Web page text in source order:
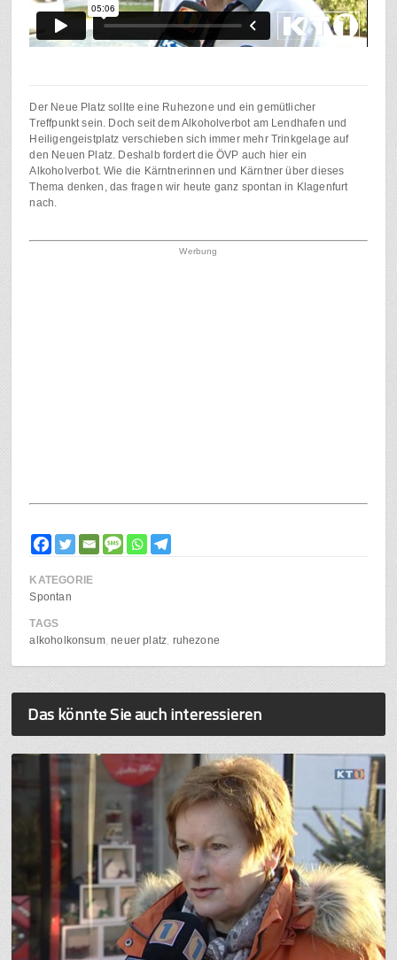
Der Neue Platz sollte eine Ruhezone und ein gemütlicher
Treffpunkt sein. Doch seit dem Alkoholverbot am Lendhafen und
Heiligengeistplatz verschieben sich immer mehr Trinkgelage auf
den Neuen Platz. Deshalb fordert die ÖVP auch hier ein
Alkoholverbot. Wie die Kärntnerinnen und Kärntner über dieses
Thema denken, das fragen wir heute ganz spontan in Klagenfurt
nach.
Werbung
KATEGORIE
Spontan
TAGS
alkoholkonsum neuer platz ruhezone
Das könnte Sie auch interessieren